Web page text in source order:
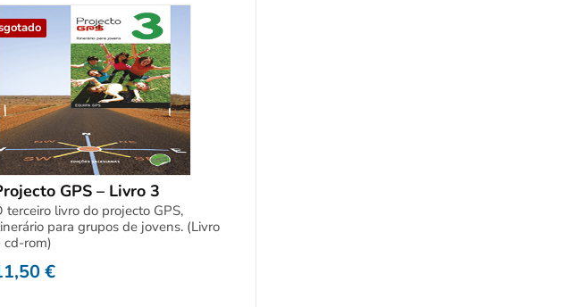
GPS – Livro 3
terceiro livro do projecto GPS,
para grupos de jovens. (Livro
cd-rom)
€